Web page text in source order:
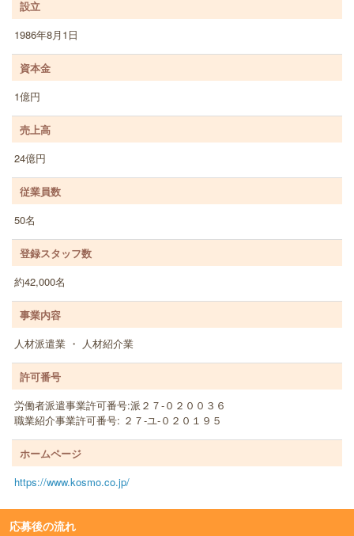
設立
1986年8月1日
資本金
1億円
売上高
24億円
従業員数
50名
登録スタッフ数
約42,000名
事業内容
人材派遣業 ・ 人材紹介業
許可番号
労働者派遣事業許可番号:派２７-０２００３６
職業紹介事業許可番号: ２７-ユ-０２０１９５
ホームページ
https://www.kosmo.co.jp/
応募後の流れ